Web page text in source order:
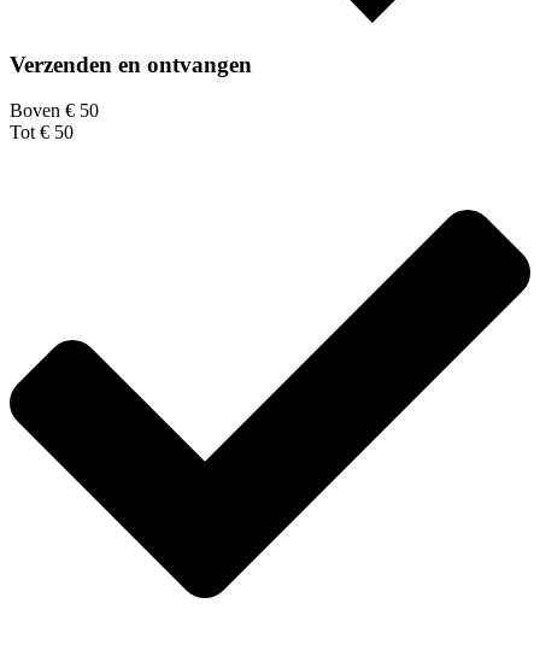
Verzenden en ontvangen
Boven € 50
Tot € 50